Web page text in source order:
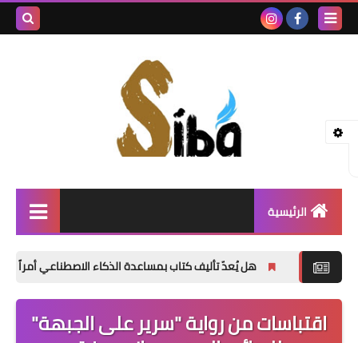
الرئيسية
نصوص
هل يُعدّ تأليف كتاب بمساعدة الذكاء الاصطناعي أمراً خاطئاً؟
اقتباسات من رواية "سرير على الجبهة"